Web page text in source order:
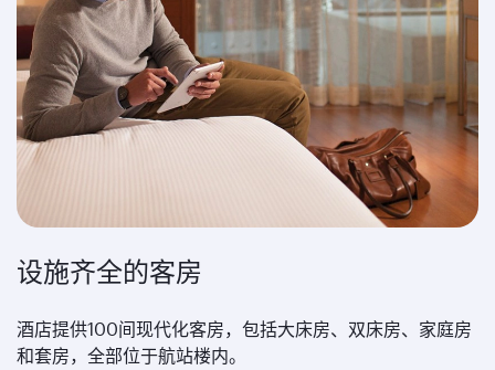
设施齐全的客房
酒店提供100间现代化客房，包括大床房、双床房、家庭房
和套房，全部位于航站楼内。